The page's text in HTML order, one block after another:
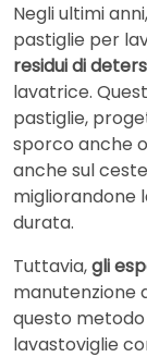
Negli ultimi
pastiglie per
residui di
lavatrice.
pastiglie,
sporco anche
anche sul
migliorandone
durata.
Tuttavia,gli
manutenzione
questo
lavastoviglie